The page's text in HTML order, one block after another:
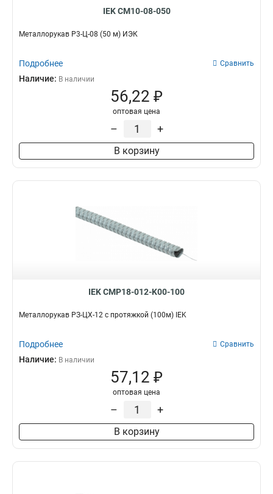
IEK CM10-08-050
Металлорукав Р3-Ц-08 (50 м) ИЭК
Подробнее Сравнить
Наличие: В наличии
56,22 ₽
оптовая цена
– +
В корзину
IEK CMP18-012-K00-100
Металлорукав РЗ-ЦХ-12 с протяжкой (100м) IEK
Подробнее Сравнить
Наличие: В наличии
57,12 ₽
оптовая цена
– +
В корзину